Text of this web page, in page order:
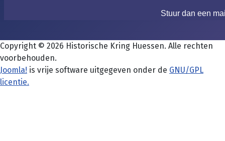
Stuur dan een
Copyright © 2026 Historische Kring Huessen. Alle rechten
voorbehouden.
Joomla! is vrije software uitgegeven onder de GNU/GPL
licentie.